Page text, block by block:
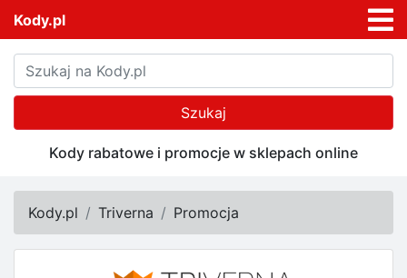
Kody.pl
Szukaj
Kody rabatowe i promocje w sklepach online
Kody.pl Triverna Promocja